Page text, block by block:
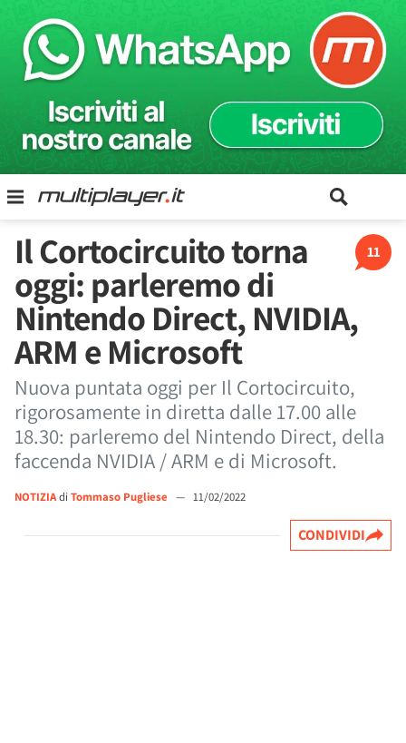
11
Il Cortocircuito torna
oggi: parleremo di
Nintendo Direct, NVIDIA,
ARM e Microsoft
Nuova puntata oggi per Il Cortocircuito,
rigorosamente in diretta dalle 17.00 alle
18.30: parleremo del Nintendo Direct, della
faccenda NVIDIA / ARM e di Microsoft.
NOTIZIAdi Tommaso Pugliese — 11/02/2022
CONDIVIDI